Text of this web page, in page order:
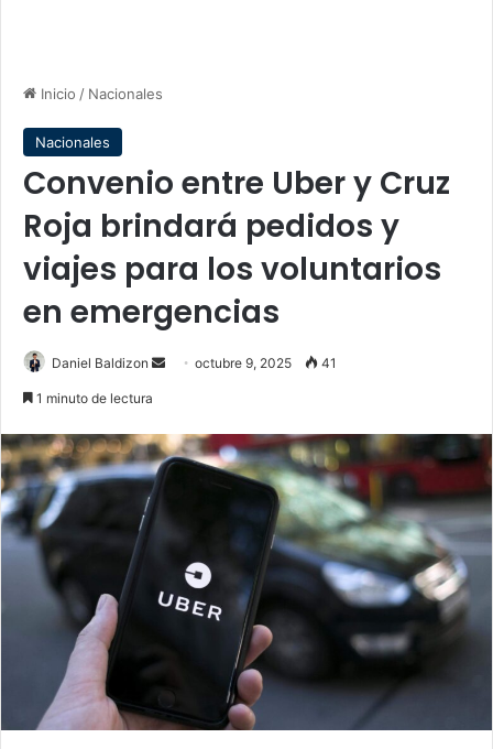
Inicio / Nacionales
Nacionales
Convenio entre Uber y Cruz
Roja brindará pedidos y
viajes para los voluntarios
en emergencias
Daniel Baldizon
Sendoctubre 9, 2025 41
1 minuto de lectura